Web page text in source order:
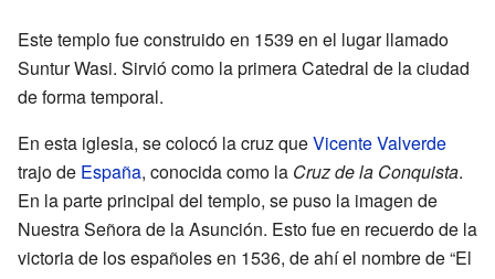
Este templo fue construido en 1539 en el lugar llamado
Suntur Wasi. Sirvió como la primera Catedral de la ciudad
de forma temporal.
En esta iglesia, se colocó la cruz queVicente Valverde
trajo de España, conocida como la Cruz de la Conquista.
En la parte principal del templo, se puso la imagen de
Nuestra Señora de la Asunción. Esto fue en recuerdo de la
victoria de los españoles en 1536, de ahí el nombre de “El